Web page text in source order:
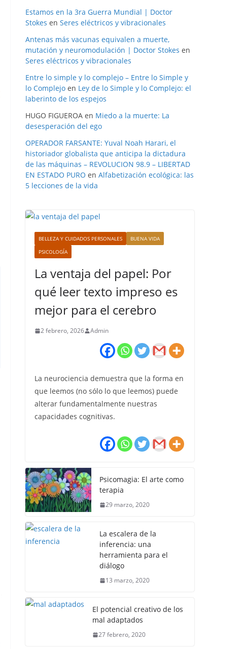
Estamos en la 3ra Guerra Mundial | Doctor
Stokes en Seres eléctricos y vibracionales
Antenas más vacunas equivalen a muerte,
mutación y neuromodulación | Doctor Stokes en
Seres eléctricos y vibracionales
Entre lo simple y lo complejo – Entre lo Simple y
lo Complejo en Ley de lo Simple y lo Complejo: el
laberinto de los espejos
HUGO FIGUEROA en Miedo a la muerte: La
desesperación del ego
OPERADOR FARSANTE: Yuval Noah Harari, el
historiador globalista que anticipa la dictadura
de las máquinas – REVOLUCION 98.9 – LIBERTAD
EN ESTADO PURO en Alfabetización ecológica: las
5 lecciones de la vida
BELLEZA Y CUIDADOS PERSONALES
BUENA VIDA
PSICOLOGÍA
La ventaja del papel: Por
qué leer texto impreso es
mejor para el cerebro
2 febrero, 2026 Admin
La neurociencia demuestra que la forma en
que leemos (no sólo lo que leemos) puede
alterar fundamentalmente nuestras
capacidades cognitivas.
Psicomagia: El arte como
terapia
29 marzo, 2020
La escalera de la
inferencia: una
herramienta para el
diálogo
13 marzo, 2020
El potencial creativo de los
mal adaptados
27 febrero, 2020